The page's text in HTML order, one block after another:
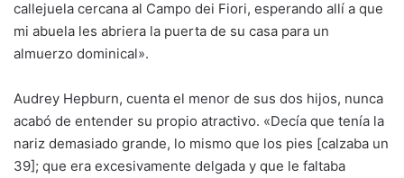
callejuela cercana al Campo dei Fiori, esperando allí a que
mi abuela les abriera la puerta de su casa para un
almuerzo dominical».
Audrey Hepburn, cuenta el menor de sus dos hijos, nunca
acabó de entender su propio atractivo. «Decía que tenía la
nariz demasiado grande, lo mismo que los pies [calzaba un
39]; que era excesivamente delgada y que le faltaba